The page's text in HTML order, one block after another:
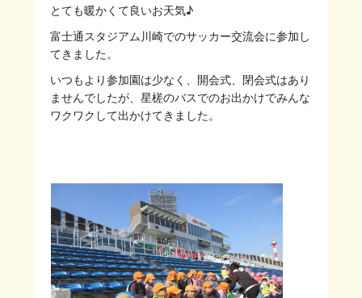
とても暖かくて良いお天気♪
富士通スタジアム川崎でのサッカー交流会に参加し
てきました。
いつもより参加園は少なく、開会式、閉会式はあり
ませんでしたが、星槎のバスでのお出かけでみんな
ワクワクして出かけてきました。